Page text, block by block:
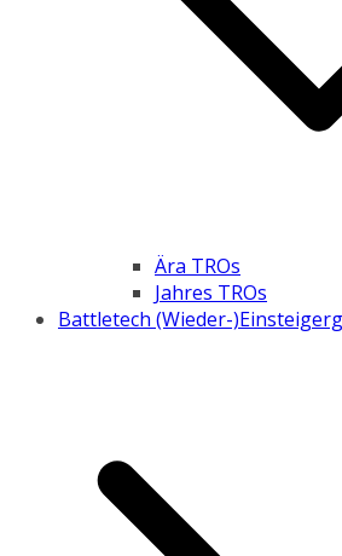
Ära TROs
Jahres TROs
Battletech (Wieder-